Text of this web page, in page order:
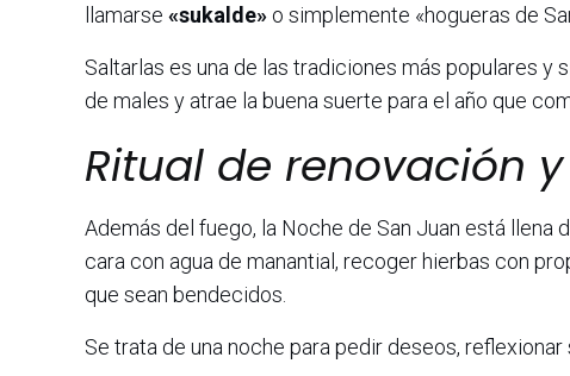
llamarse «sukalde» o simplemente «hogueras de
Saltarlas es una de las tradiciones más populares
de males y atrae la buena suerte para el año que
Ritual de renovación
Además del fuego, la Noche de San Juan está
cara con agua de manantial, recoger hierbas con
que sean bendecidos.
Se trata de una noche para pedir deseos,